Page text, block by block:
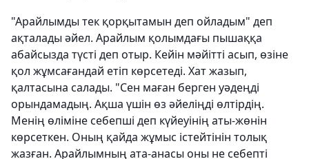
"Арайлымды тек қорқытамын деп ойладым" деп
ақталады әйел. Арайлым қолымдағы пышаққа
абайсызда түсті деп отыр. Кейін мәйітті асып, өзіне
қол жұмсағандай етіп көрсетеді. Хат жазып,
қалтасына салады. "Сен маған берген уәдеңді
орындамадың. Ақша үшін өз әйеліңді өлтірдің.
Менің өліміне себепші деп күйеуінің аты-жөнін
көрсеткен. Оның қайда жұмыс істейтінін толық
жазған. Арайлымның ата-анасы оны не себепті